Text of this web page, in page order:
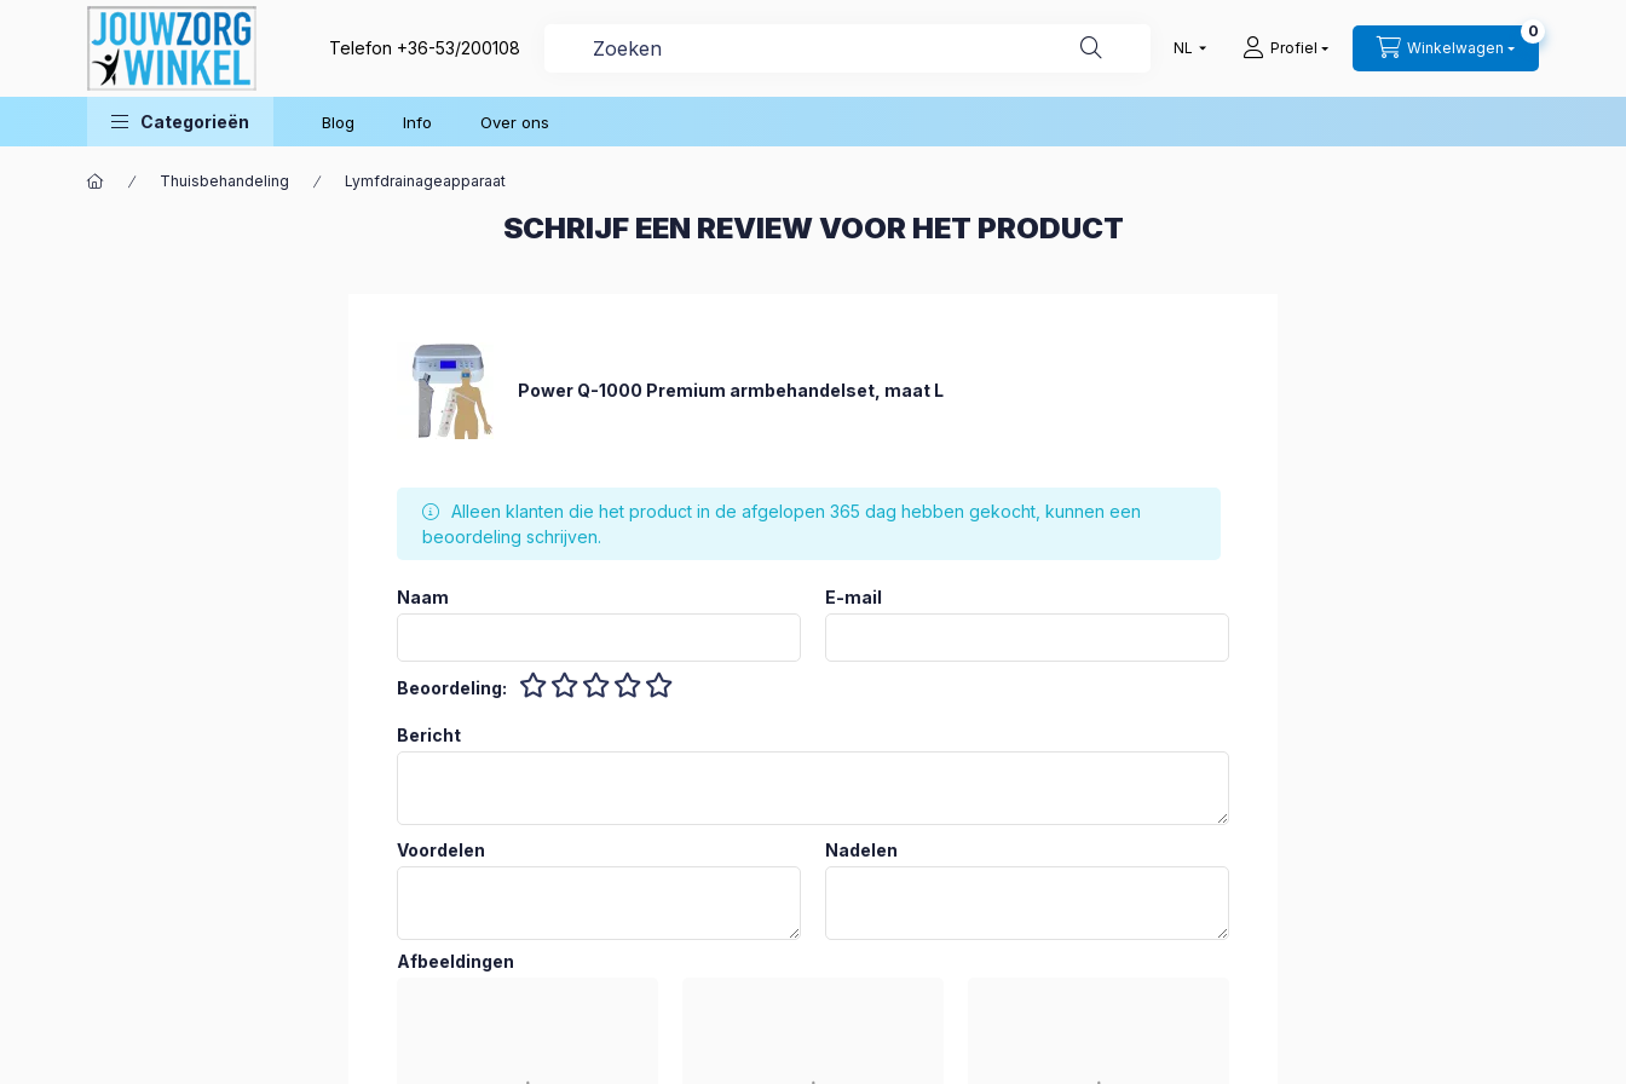
Telefon +36-53/200108 Profiel Winkelwagen
0
Categorieën Blog Info Over ons
Thuisbehandeling Lymfdrainageapparaat
SCHRIJF EEN REVIEW VOOR HET PRODUCT
Power Q-1000 Premium armbehandelset, maat L
Alleen klanten die het product in de afgelopen 365 dag hebben gekocht, kunnen een
beoordeling schrijven.
Naam E-mail
Beoordeling:
Bericht
Voordelen Nadelen
Afbeeldingen